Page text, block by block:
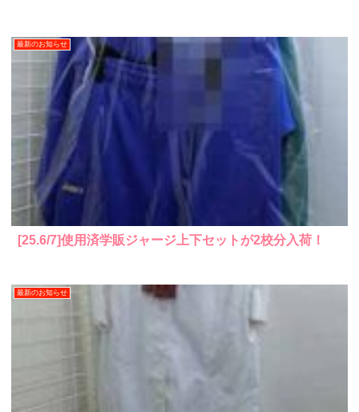
最新のお知らせ
[25.6/7]使用済学販ジャージ上下セットが2校分入荷！
最新のお知らせ